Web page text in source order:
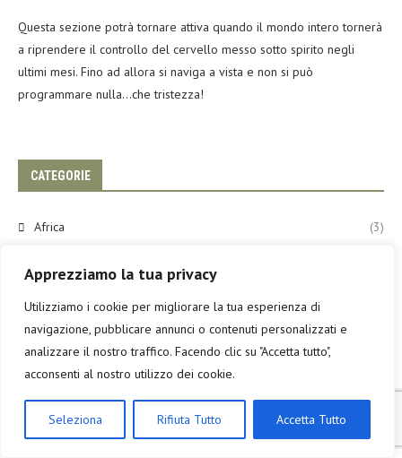
Apprezziamo la tua privacy
Utilizziamo i cookie per migliorare la tua esperienza di
navigazione, pubblicare annunci o contenuti personalizzati e
analizzare il nostro traffico. Facendo clic su "Accetta tutto",
acconsenti al nostro utilizzo dei cookie.
Seleziona Rifiuta Tutto Accetta Tutto
Questa sezione potrà tornare attiva quando il mondo intero tornerà
a riprendere il controllo del cervello messo sotto spirito negli
ultimi mesi. Fino ad allora si naviga a vista e non si può
programmare nulla…che tristezza!
CATEGORIE
Africa (3)
Marocco
Guadaloupe
Guatemala